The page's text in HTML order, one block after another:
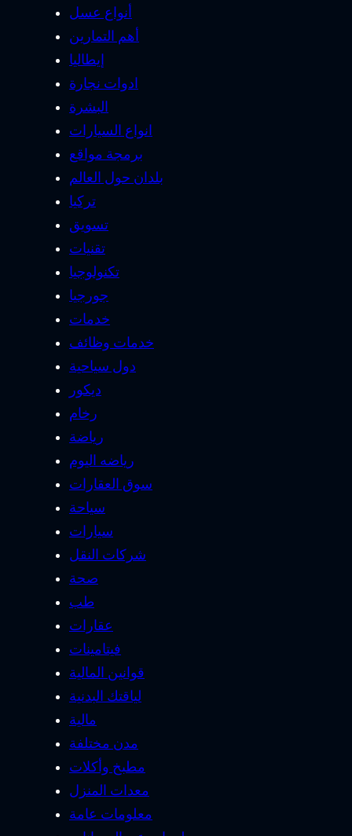
أنواع عسل
أهم التمارين
إيطاليا
ادوات نجارة
البشرة
انواع السيارات
برمجة مواقع
بلدان حول العالم
تركيا
تسويق
تقنيات
تكنولوجيا
جورجيا
خدمات
خدمات وظائف
دول سياحية
ديكور
رخام
رياضة
رياضه اليوم
سوق العقارات
سياحة
سيارات
شركات النقل
صحة
طب
عقارات
فيتامينات
قوانين المالية
لياقتك البدنية
مالية
مدن مختلفة
مطبخ وأكلات
معدات المنزل
معلومات عامة